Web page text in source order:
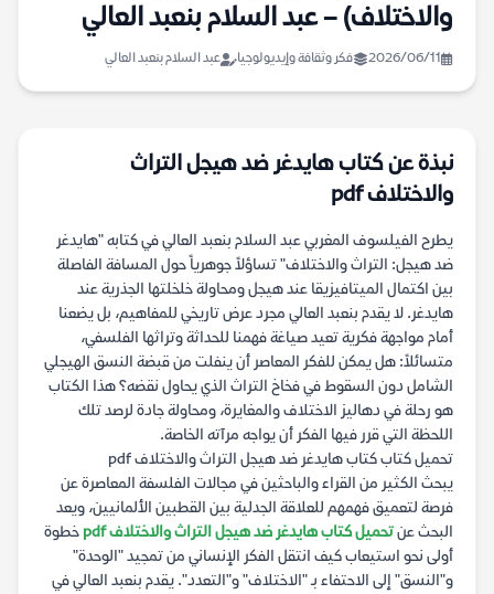
والاختلاف) – عبد السلام بنعبد العالي
2026/06/11 فكر وثقافة وإيديولوجيا عبد السلام بنعبد العالي
نبذة عن كتاب هايدغر ضد هيجل التراث
والاختلاف pdf
يطرح الفيلسوف المغربي عبد السلام بنعبد العالي في كتابه "هايدغر
ضد هيجل: التراث والاختلاف" تساؤلاً جوهرياً حول المسافة الفاصلة
بين اكتمال الميتافيزيقا عند هيجل ومحاولة خلخلتها الجذرية عند
هايدغر. لا يقدم بنعبد العالي مجرد عرض تاريخي للمفاهيم، بل يضعنا
أمام مواجهة فكرية تعيد صياغة فهمنا للحداثة وتراثها الفلسفي،
متسائلاً: هل يمكن للفكر المعاصر أن ينفلت من قبضة النسق الهيجلي
الشامل دون السقوط في فخاخ التراث الذي يحاول نقضه؟ هذا الكتاب
هو رحلة في دهاليز الاختلاف والمغايرة، ومحاولة جادة لرصد تلك
اللحظة التي قرر فيها الفكر أن يواجه مرآته الخاصة.
تحميل كتاب كتاب هايدغر ضد هيجل التراث والاختلاف pdf
يبحث الكثير من القراء والباحثين في مجالات الفلسفة المعاصرة عن
فرصة لتعميق فهمهم للعلاقة الجدلية بين القطبين الألمانيين، ويعد
البحث عنتحميل كتاب هايدغر ضد هيجل التراث والاختلاف pdf
خطوة
أولى نحو استيعاب كيف انتقل الفكر الإنساني من تمجيد "الوحدة"
و"النسق" إلى الاحتفاء بـ "الاختلاف" و"التعدد". يقدم بنعبد العالي في